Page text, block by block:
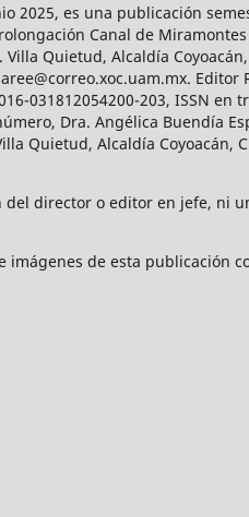
2025, es una publicación
Canal de Miramontes
Quietud, Alcaldía
Editor
031812054200-203, ISSN
Dra. Angélica Buendía
Quietud, Alcaldía Coyoacán,
director o editor en jefe, ni
de esta publicación